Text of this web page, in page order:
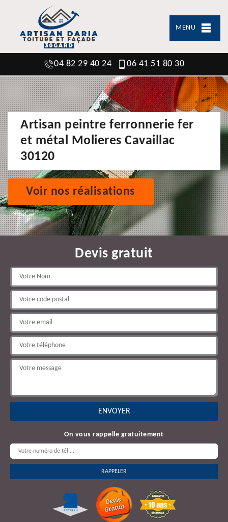
MENU
04 82 29 40 24 06 41 51 80 30
Artisan peintre ferronnerie fer
et métal Molieres Cavaillac
30120
Voir nos réalisations
Devis gratuit
On vous rappelle gratuitement